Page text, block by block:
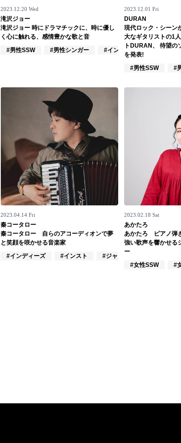
2023.12.20 Wed
滝沢ジョー
滝沢ジョー 時にドラマチックに、時に優し
く心に触れる、感情豊かな歌と音
#男性SSW
#男性シンガー #インディーズ
2023.12.01 Fri
DURAN
現代ロック・シーン
大なギタリストの1
トDURAN、 待望の
を発表!
#男性SSW
#
2023.04.14 Fri
秦コータロー
秦コータロー 自らのアコーディオンで夢
と笑顔を咲かせる音楽家
#インディーズ
#インスト #ジャズ/クラシック奏者
2023.02.18 Sat
あかたろ
あかたろ ピアノ弾
強い歌声を響かせる
ー
#女性SSW
#